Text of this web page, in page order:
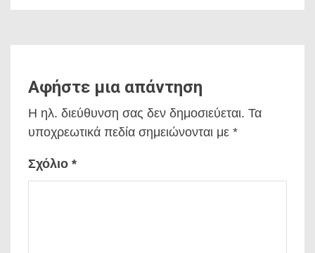
Αφήστε μια απάντηση
Η ηλ. διεύθυνση σας δεν δημοσιεύεται. Τα
υποχρεωτικά πεδία σημειώνονται με *
Σχόλιο *